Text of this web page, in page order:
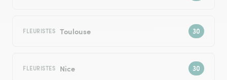
FLEURISTES Toulouse
FLEURISTES Nice